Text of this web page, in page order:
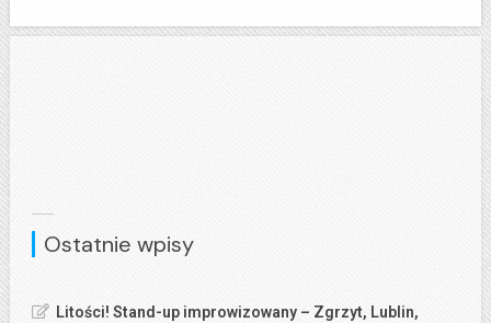
Ostatnie wpisy
Litości! Stand-up improwizowany – Zgrzyt, Lublin,